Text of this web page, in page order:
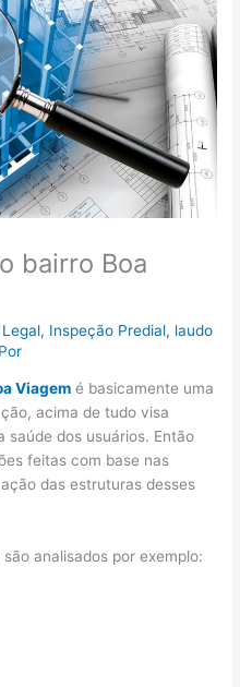
bairro Boa
, Inspeção Predial, laudo
Viagem é basicamente uma
acima de tudo visa
saúde dos usuários. Então
feitas com base nas
das estruturas desses
analisados por exemplo: